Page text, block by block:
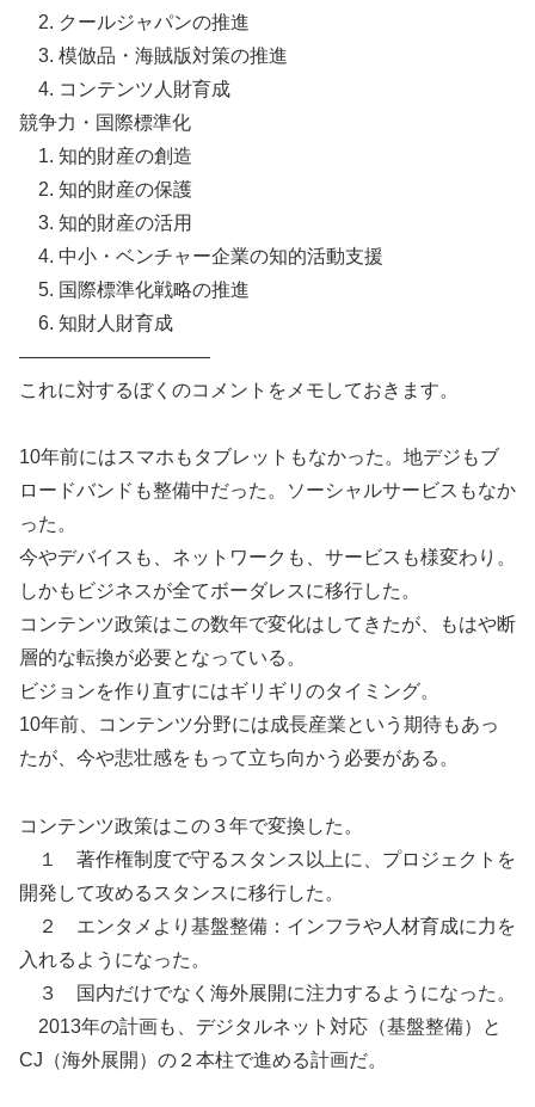
2. クールジャパンの推進
3. 模倣品・海賊版対策の推進
4. コンテンツ人財育成
競争力・国際標準化
1. 知的財産の創造
2. 知的財産の保護
3. 知的財産の活用
4. 中小・ベンチャー企業の知的活動支援
5. 国際標準化戦略の推進
6. 知財人財育成
——————————
これに対するぼくのコメントをメモしておきます。
10年前にはスマホもタブレットもなかった。地デジもブ
ロードバンドも整備中だった。ソーシャルサービスもなか
った。
今やデバイスも、ネットワークも、サービスも様変わり。
しかもビジネスが全てボーダレスに移行した。
コンテンツ政策はこの数年で変化はしてきたが、もはや断
層的な転換が必要となっている。
ビジョンを作り直すにはギリギリのタイミング。
10年前、コンテンツ分野には成長産業という期待もあっ
たが、今や悲壮感をもって立ち向かう必要がある。
コンテンツ政策はこの３年で変換した。
１ 著作権制度で守るスタンス以上に、プロジェクトを
開発して攻めるスタンスに移行した。
２ エンタメより基盤整備：インフラや人材育成に力を
入れるようになった。
３ 国内だけでなく海外展開に注力するようになった。
2013年の計画も、デジタルネット対応（基盤整備）と
CJ（海外展開）の２本柱で進める計画だ。